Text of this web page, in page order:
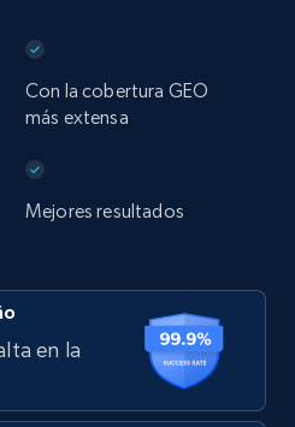
Con la cobertura GEO
más extensa
Mejores resultados
en la